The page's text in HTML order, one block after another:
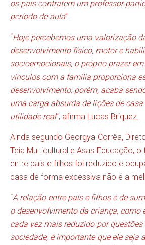
os pais contratem um professor
período de aula”.
“Hoje percebemos uma valorização
desenvolvimento físico, motor e
socioemocionais, o próprio prazer
vínculos com a família proporciona
desenvolvimento, porém, acaba
uma carga absurda de lições de
utilidade real”, afirma Lucas Briquez.
Ainda segundo Georgya Corrêa,
Teia Multicultural e Asas Educação,
entre pais e filhos foi reduzido e
casa de forma excessiva não é a
“A relação entre pais e filhos é de
o desenvolvimento da criança, como
cada vez mais reduzido por
sociedade, é importante que ele seja